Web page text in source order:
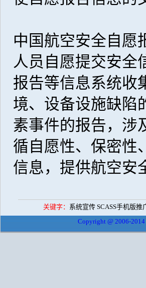
中国航空安全自愿
人员自愿提交安全
报告等信息系统收
境、设备设施缺陷
素事件的报告，涉
循自愿性、保密性
信息，提供航空安
关键字： 系统宣传 SCASS手机版推
Copyright @ 2006-